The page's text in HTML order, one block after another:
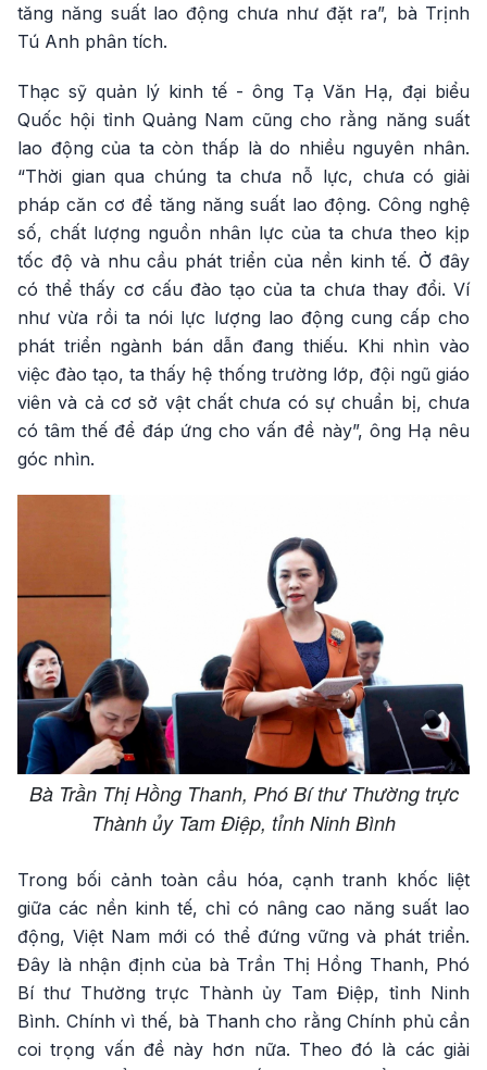
tăng năng suất lao động chưa như đặt ra”, bà Trịnh
Tú Anh phân tích.
Thạc sỹ quản lý kinh tế - ông Tạ Văn Hạ, đại biểu
Quốc hội tỉnh Quảng Nam cũng cho rằng năng suất
lao động của ta còn thấp là do nhiều nguyên nhân.
“Thời gian qua chúng ta chưa nỗ lực, chưa có giải
pháp căn cơ để tăng năng suất lao động. Công nghệ
số, chất lượng nguồn nhân lực của ta chưa theo kịp
tốc độ và nhu cầu phát triển của nền kinh tế. Ở đây
có thể thấy cơ cấu đào tạo của ta chưa thay đổi. Ví
như vừa rồi ta nói lực lượng lao động cung cấp cho
phát triển ngành bán dẫn đang thiếu. Khi nhìn vào
việc đào tạo, ta thấy hệ thống trường lớp, đội ngũ giáo
viên và cả cơ sở vật chất chưa có sự chuẩn bị, chưa
có tâm thế để đáp ứng cho vấn đề này”, ông Hạ nêu
góc nhìn.
Bà Trần Thị Hồng Thanh, Phó Bí thư Thường trực
Thành ủy Tam Điệp, tỉnh Ninh Bình
Trong bối cảnh toàn cầu hóa, cạnh tranh khốc liệt
giữa các nền kinh tế, chỉ có nâng cao năng suất lao
động, Việt Nam mới có thể đứng vững và phát triển.
Đây là nhận định của bà Trần Thị Hồng Thanh, Phó
Bí thư Thường trực Thành ủy Tam Điệp, tỉnh Ninh
Bình. Chính vì thế, bà Thanh cho rằng Chính phủ cần
coi trọng vấn đề này hơn nữa. Theo đó là các giải